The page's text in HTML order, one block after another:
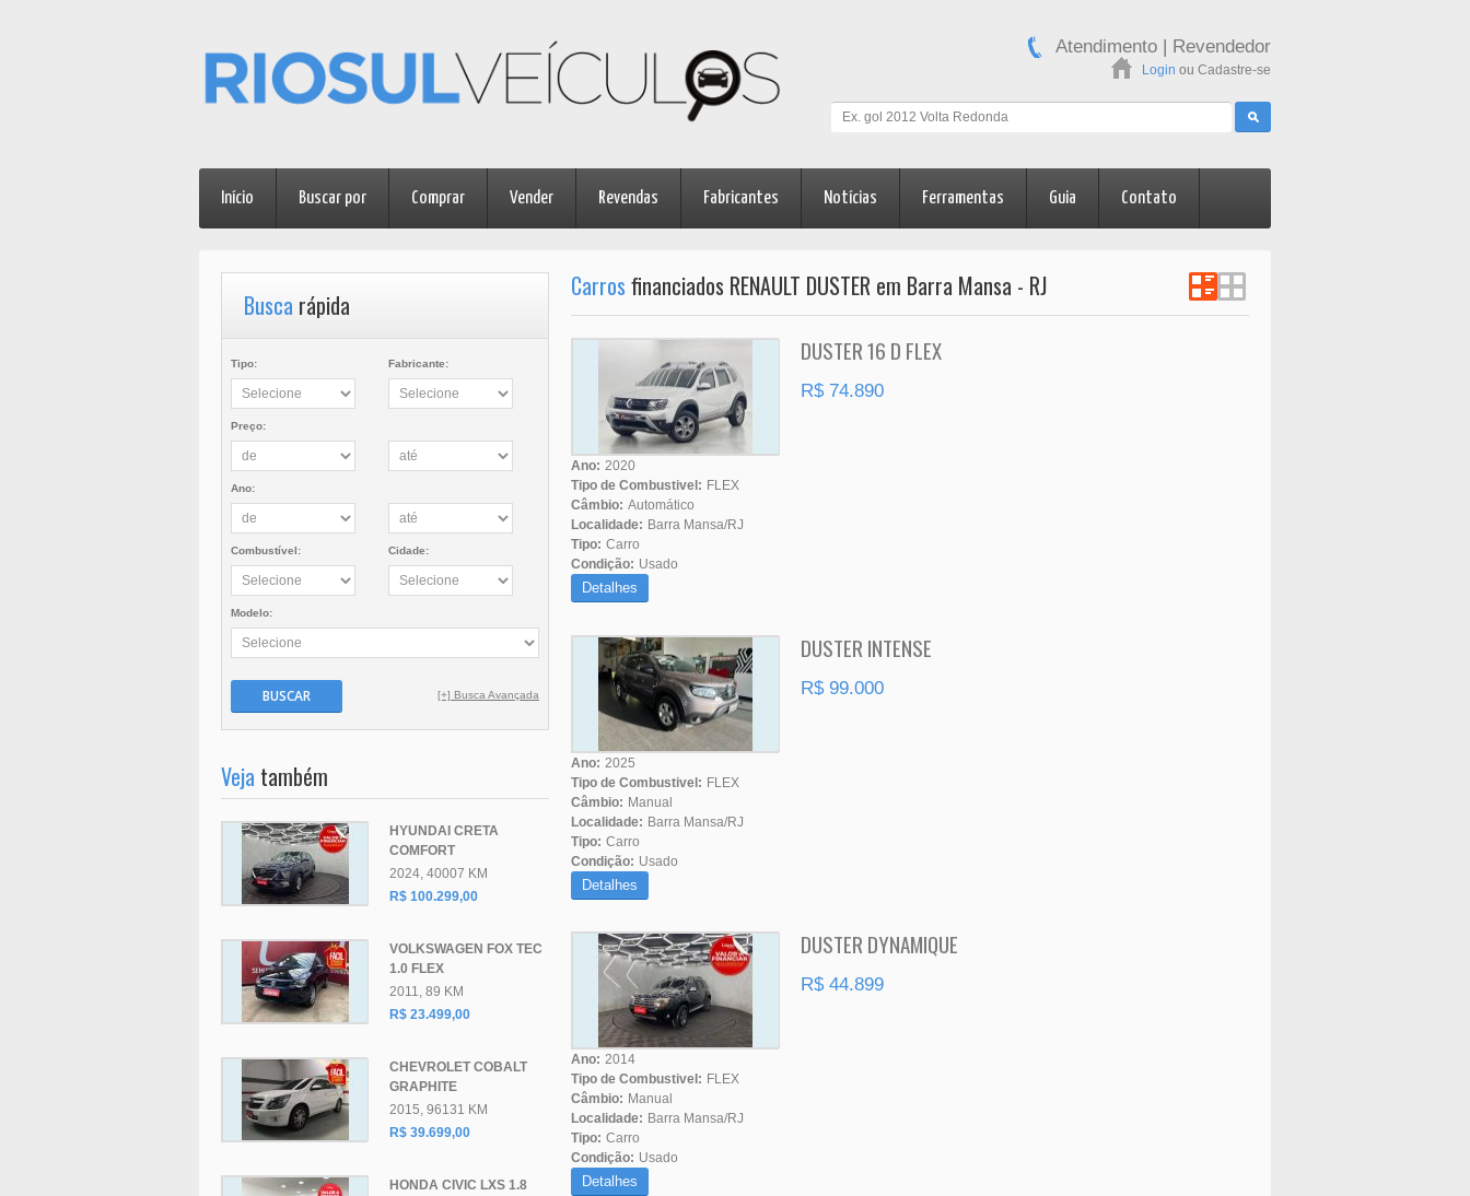
Atendimento | Revendedor
Login ou Cadastre-se
Início Buscar por Comprar Vender Revendas Fabricantes Notícias Ferramentas Guia Contato
Carros financiados RENAULT DUSTER em Barra Mansa - RJ
DUSTER 16 D FLEX
R$ 74.890
Ano: 2020
Tipo de Combustivel: FLEX
Câmbio: Automático
Localidade: Barra Mansa/RJ
Tipo: Carro
Condição: Usado
Detalhes
DUSTER INTENSE
R$ 99.000
Ano: 2025
Tipo de Combustivel: FLEX
Câmbio: Manual
Localidade: Barra Mansa/RJ
Tipo: Carro
Condição: Usado
Detalhes
DUSTER DYNAMIQUE
R$ 44.899
Ano: 2014
Tipo de Combustivel: FLEX
Câmbio: Manual
Localidade: Barra Mansa/RJ
Tipo: Carro
Condição: Usado
Detalhes
Busca rápida
Tipo: Fabricante:
Preço:
Ano:
Combustível: Cidade:
Modelo:
BUSCAR [+] Busca Avançada
Veja também
HYUNDAI CRETA
COMFORT
2024, 40007 KM
R$ 100.299,00
VOLKSWAGEN FOX TEC
1.0 FLEX
2011, 89 KM
R$ 23.499,00
CHEVROLET COBALT
GRAPHITE
2015, 96131 KM
R$ 39.699,00
HONDA CIVIC LXS 1.8